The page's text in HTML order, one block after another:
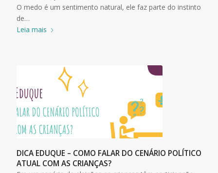
O medo é um sentimento natural, ele faz parte do instinto
de…
Leia mais
DICA EDUQUE – COMO FALAR DO CENÁRIO POLÍTICO
ATUAL COM AS CRIANÇAS?